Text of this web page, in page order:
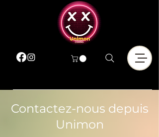
Contactez-nous depuis
Unimon